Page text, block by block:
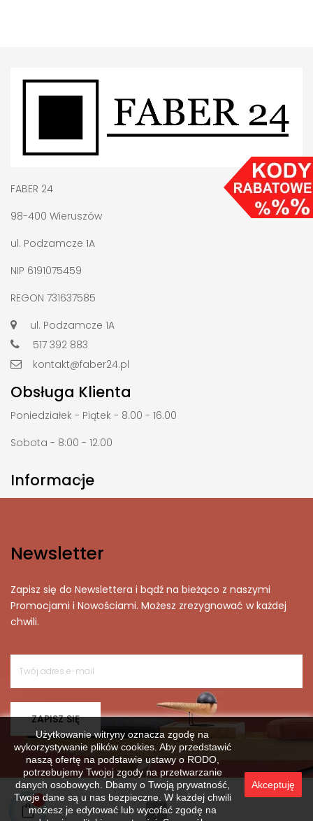
FABER 24
98-400 Wieruszów
ul. Podzamcze 1A
NIP 6191075459
REGON 731637585
ul. Podzamcze 1A
517 392 883
kontakt@faber24.pl
Obsługa Klienta
Poniedziałek - Piątek - 8.00 - 16.00
Sobota - 8:00 - 12.00
Informacje

Newsletter
Zapisz się do Newslettera i bądź na bieżąco z naszymi
Promocjami i Nowościami. Możesz zrezygnować w każdej
chwili.
ZAPISZ SIĘ
Użytkowanie witryny oznacza zgodę na
wykorzystywanie plików cookies. Aby przedstawić
naszą ofertę na podstawie ustawy o RODO,
potrzebujemy Twojej zgody na przetwarzanie
danych osobowych. Dbamy o Twoją prywatność,
Twoje dane są u nas bezpieczne. W każdej chwili
możesz je edytować lub wycofać zgodę na
Akceptuję